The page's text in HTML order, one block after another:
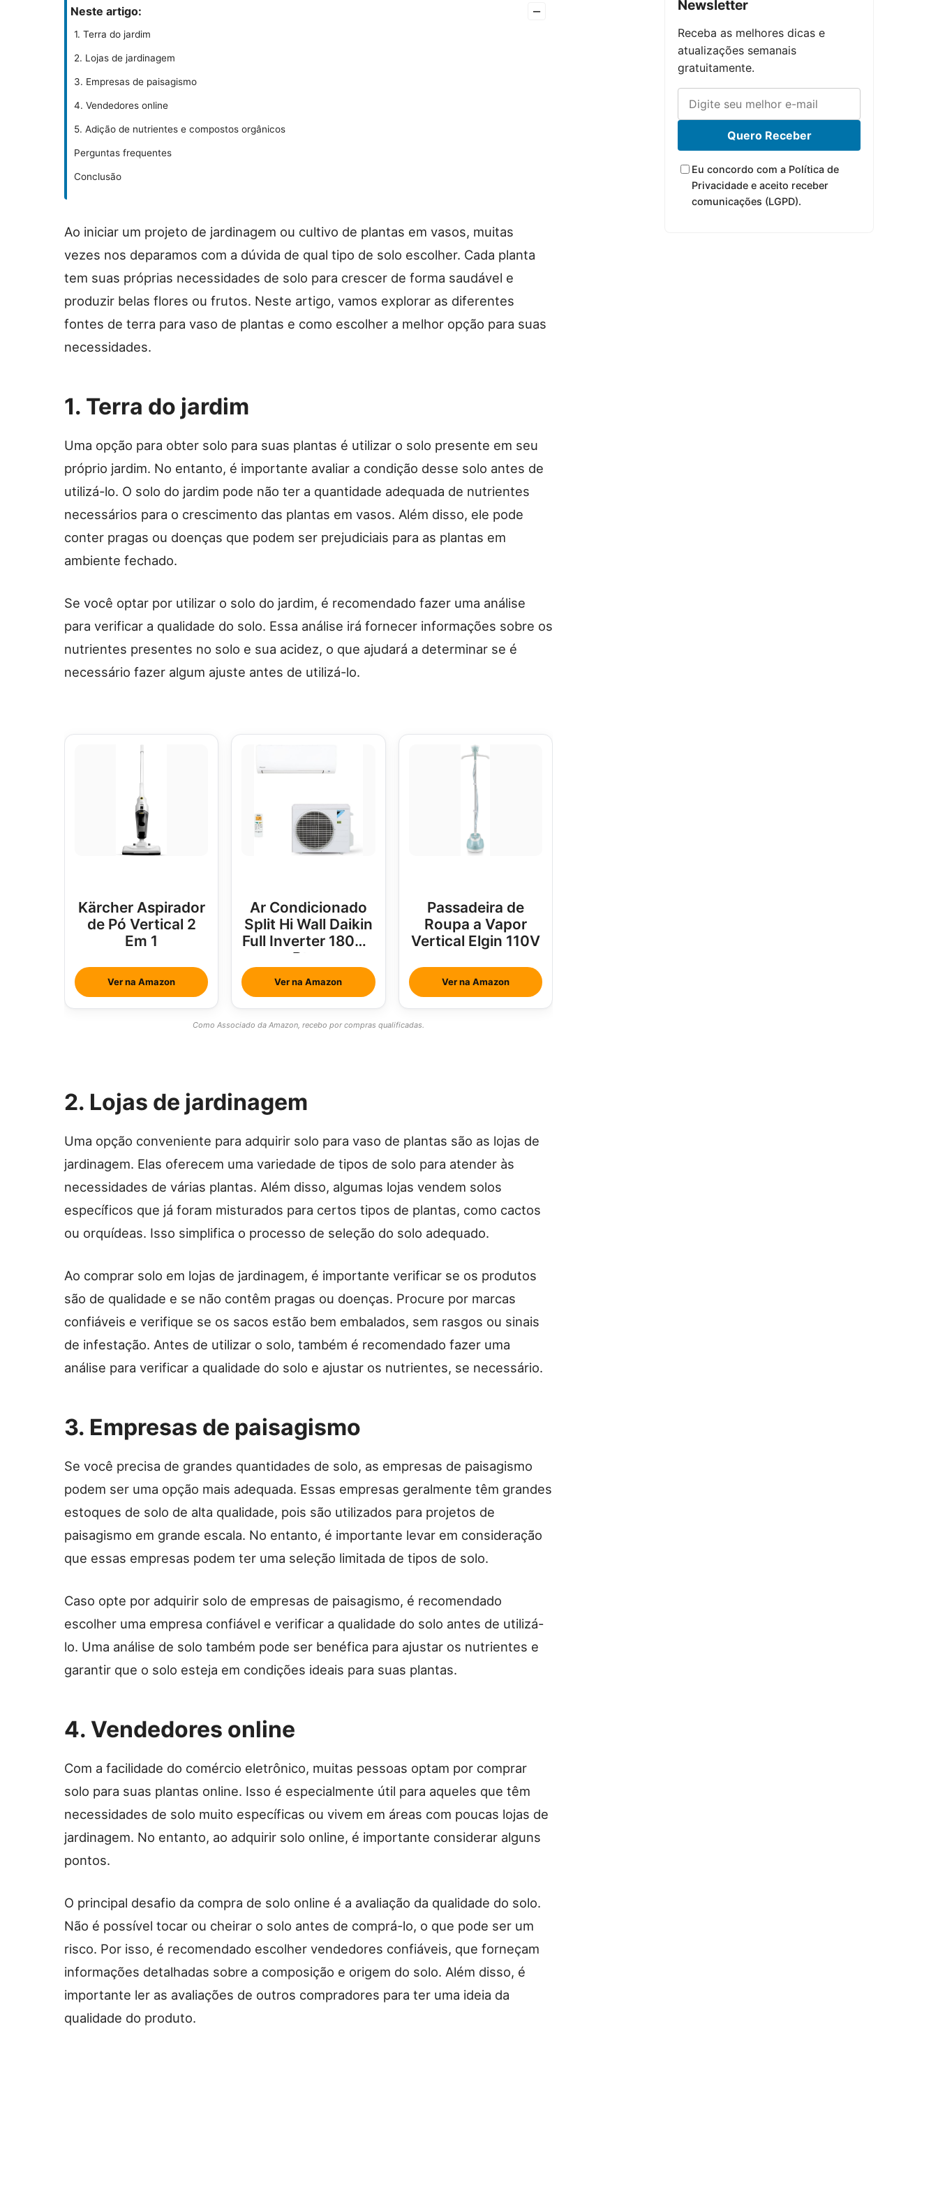
Neste artigo: –
1. Terra do jardim
2. Lojas de jardinagem
3. Empresas de paisagismo
4. Vendedores online
5. Adição de nutrientes e compostos orgânicos
Perguntas frequentes
Conclusão
Ao iniciar um projeto de jardinagem ou cultivo de plantas em vasos, muitas
vezes nos deparamos com a dúvida de qual tipo de solo escolher. Cada planta
tem suas próprias necessidades de solo para crescer de forma saudável e
produzir belas flores ou frutos. Neste artigo, vamos explorar as diferentes
fontes de terra para vaso de plantas e como escolher a melhor opção para suas
necessidades.
1. Terra do jardim
Uma opção para obter solo para suas plantas é utilizar o solo presente em seu
próprio jardim. No entanto, é importante avaliar a condição desse solo antes de
utilizá-lo. O solo do jardim pode não ter a quantidade adequada de nutrientes
necessários para o crescimento das plantas em vasos. Além disso, ele pode
conter pragas ou doenças que podem ser prejudiciais para as plantas em
ambiente fechado.
Se você optar por utilizar o solo do jardim, é recomendado fazer uma análise
para verificar a qualidade do solo. Essa análise irá fornecer informações sobre os
nutrientes presentes no solo e sua acidez, o que ajudará a determinar se é
necessário fazer algum ajuste antes de utilizá-lo.
Kärcher Aspirador
de Pó Vertical 2
Em 1
Ver na Amazon
Ar Condicionado
Split Hi Wall Daikin
Full Inverter 18000
Btus
Ver na Amazon
Passadeira de
Roupa a Vapor
Vertical Elgin 110V
Ver na Amazon
Como Associado da Amazon, recebo por compras qualificadas.
2. Lojas de jardinagem
Uma opção conveniente para adquirir solo para vaso de plantas são as lojas de
jardinagem. Elas oferecem uma variedade de tipos de solo para atender às
necessidades de várias plantas. Além disso, algumas lojas vendem solos
específicos que já foram misturados para certos tipos de plantas, como cactos
ou orquídeas. Isso simplifica o processo de seleção do solo adequado.
Ao comprar solo em lojas de jardinagem, é importante verificar se os produtos
são de qualidade e se não contêm pragas ou doenças. Procure por marcas
confiáveis e verifique se os sacos estão bem embalados, sem rasgos ou sinais
de infestação. Antes de utilizar o solo, também é recomendado fazer uma
análise para verificar a qualidade do solo e ajustar os nutrientes, se necessário.
3. Empresas de paisagismo
Se você precisa de grandes quantidades de solo, as empresas de paisagismo
podem ser uma opção mais adequada. Essas empresas geralmente têm grandes
estoques de solo de alta qualidade, pois são utilizados para projetos de
paisagismo em grande escala. No entanto, é importante levar em consideração
que essas empresas podem ter uma seleção limitada de tipos de solo.
Caso opte por adquirir solo de empresas de paisagismo, é recomendado
escolher uma empresa confiável e verificar a qualidade do solo antes de utilizá-
lo. Uma análise de solo também pode ser benéfica para ajustar os nutrientes e
garantir que o solo esteja em condições ideais para suas plantas.
4. Vendedores online
Com a facilidade do comércio eletrônico, muitas pessoas optam por comprar
solo para suas plantas online. Isso é especialmente útil para aqueles que têm
necessidades de solo muito específicas ou vivem em áreas com poucas lojas de
jardinagem. No entanto, ao adquirir solo online, é importante considerar alguns
pontos.
O principal desafio da compra de solo online é a avaliação da qualidade do solo.
Não é possível tocar ou cheirar o solo antes de comprá-lo, o que pode ser um
risco. Por isso, é recomendado escolher vendedores confiáveis, que forneçam
informações detalhadas sobre a composição e origem do solo. Além disso, é
importante ler as avaliações de outros compradores para ter uma ideia da
qualidade do produto.
Newsletter
Receba as melhores dicas e
atualizações semanais
gratuitamente.
Quero Receber
Eu concordo com a Política de
Privacidade e aceito receber
comunicações (LGPD).